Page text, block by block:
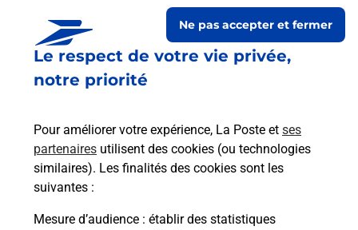
Le respect de votre vie privée,
notre priorité
Pour améliorer votre expérience, La Poste et ses
partenaires utilisent des cookies (ou technologies
similaires). Les finalités des cookies sont les
suivantes :
Mesure d’audience : établir des statistiques
Ne pas accepter et fermer
Est-il possible d’acheter un
emballage directement depuis un
Comment demander une
modification de livraison ?